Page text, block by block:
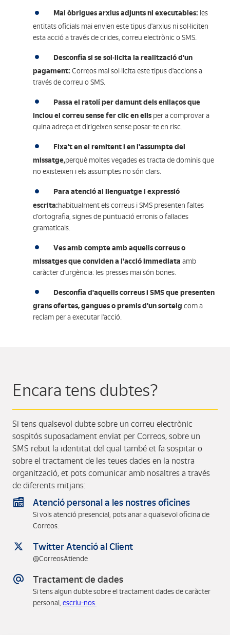
Mai òbrigues arxius adjunts ni executables: les
entitats oficials mai envien este tipus d'arxius ni sol·liciten
esta acció a través de crides, correu electrònic o SMS.
Desconfia si se sol·licita la realització d'un
pagament: Correos mai sol·licita este tipus d'accions a
través de correu o SMS.
Passa el ratolí per damunt dels enllaços que
inclou el correu sense fer clic en ells per a comprovar a
quina adreça et dirigeixen sense posar-te en risc.
Fixa't en el remitent i en l'assumpte del
missatge,perquè moltes vegades es tracta de dominis que
no existeixen i els assumptes no són clars.
Para atenció al llenguatge i expressió
escrita:habitualment els correus i SMS presenten faltes
d'ortografia, signes de puntuació erronis o fallades
gramaticals.
Ves amb compte amb aquells correus o
missatges que conviden a l'acció immediata amb
caràcter d'urgència: les presses mai són bones.
Desconfia d'aquells correus i SMS que presenten
grans ofertes, gangues o premis d'un sorteig com a
reclam per a executar l'acció.
Encara tens dubtes?
Si tens qualsevol dubte sobre un correu electrònic
sospitós suposadament enviat per Correos, sobre un
SMS rebut la identitat del qual també et fa sospitar o
sobre el tractament de les teues dades en la nostra
organització, et pots comunicar amb nosaltres a través
de diferents mitjans:
Atenció personal a les nostres oficines
Si vols atenció presencial, pots anar a qualsevol oficina de
Correos.
Twitter Atenció al Client
@CorreosAtiende
Tractament de dades
Si tens algun dubte sobre el tractament dades de caràcter
personal, escriu-nos.